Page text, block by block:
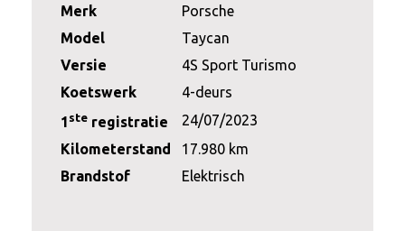
Merk
Porsche
Model
Taycan
Versie
4S Sport Turismo
Koetswerk
4-deurs
1 ste registratie
24/07/2023
Kilometerstand
17.980 km
Brandstof
Elektrisch